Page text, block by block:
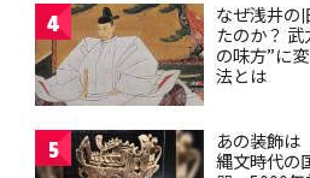
4
なぜ浅井の
たのか？
の味方”に
法とは
5
あの装飾は
縄文時代の